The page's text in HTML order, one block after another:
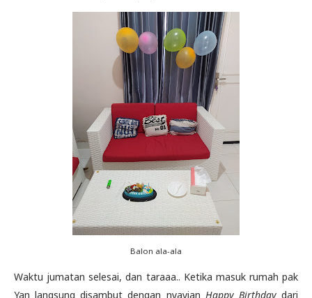
Balon ala-ala
Waktu jumatan selesai, dan taraaa.. Ketika masuk rumah pak
Yan langsung disambut dengan nyayian Happy Birthdaydari